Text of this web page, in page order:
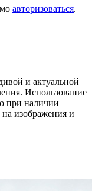
авторизоваться.
и актуальной
Использование
при наличии
изображения и